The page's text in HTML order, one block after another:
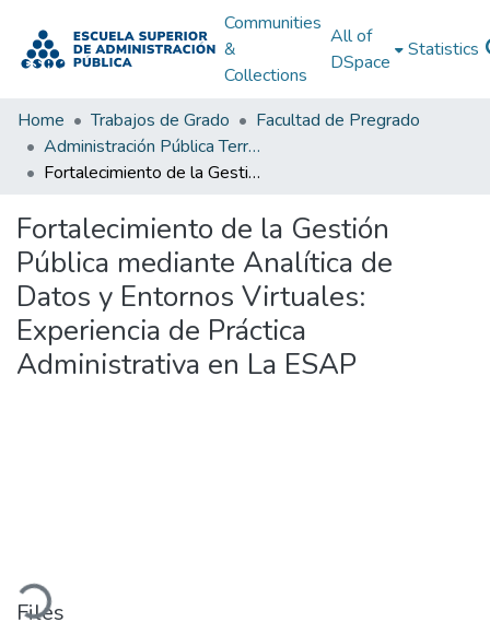
Communities
&
Collections
All of
DSpace
Statistics
Home Trabajos de Grado
Facultad de Pregrado
Administración Pública Territorial (APT)
Fortalecimiento de la Gestión Pública mediante Analítica de Datos y Entornos Virtuales: Experiencia de Práctica Administrativa en La ESAP
Fortalecimiento de la Gestión
Pública mediante Analítica de
Datos y Entornos Virtuales:
Experiencia de Práctica
Administrativa en La ESAP
Loading...
Files